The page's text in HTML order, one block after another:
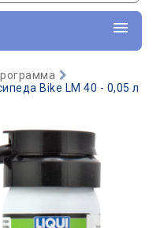
Bike LM 40 - 0,05 л